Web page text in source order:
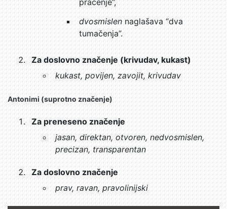
praćenje”,
dvosmislennaglašava “dva
tumačenja”.
Za doslovno značenje (krivudav, kukast)
kukast, povijen, zavojit, krivudav
Antonimi (suprotno značenje)
Za preneseno značenje
jasan, direktan, otvoren, nedvosmislen,
precizan, transparentan
Za doslovno značenje
prav, ravan, pravolinijski